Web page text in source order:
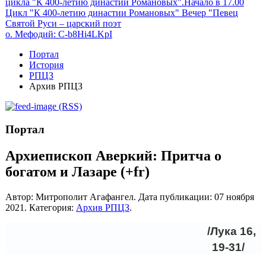
цикла "К 400-летию династии Романовых".Начало в 17.00
Цикл "К 400-летию династии Романовых" Вечер "Певец
Святой Руси – царский поэт
о. Мефодий: C-b8Hi4LKpI
Портал
История
РПЦЗ
Архив РПЦЗ
(RSS)
Портал
Архиепископ Аверкий: Притча о
богатом и Лазаре (+fr)
Автор: Митрополит Агафангел. Дата публикации: 07 ноября
2021 . Категория: Архив РПЦЗ.
/Лука 16,
19-31/